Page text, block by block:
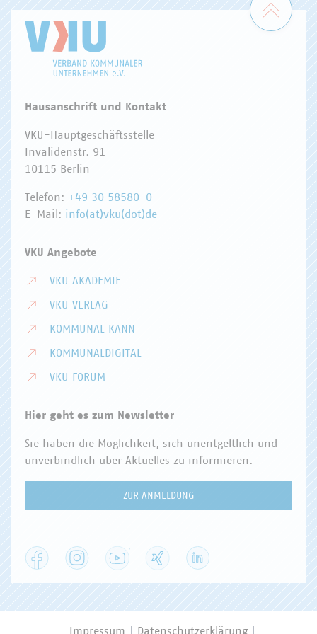
Hausanschrift und Kontakt
VKU-Hauptgeschäftsstelle
Invalidenstr. 91
10115 Berlin
Telefon: +49 30 58580-0
E-Mail: info(at)vku(dot)de
VKU Angebote
VKU AKADEMIE
VKU VERLAG
KOMMUNAL KANN
KOMMUNALDIGITAL
VKU FORUM
Hier geht es zum Newsletter
Sie haben die Möglichkeit, sich unentgeltlich und
unverbindlich über Aktuelles zu informieren.
ZUR ANMELDUNG
Facebook Instagram YouTube
Impressum Datenschutzerklärung